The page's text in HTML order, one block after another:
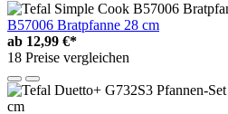
B57006 Bratpfanne 28 cm
ab 12,99 €*
18 Preise vergleichen